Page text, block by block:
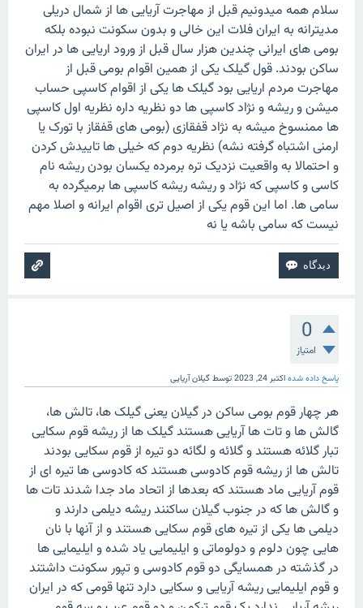
سلام همه میدونیم قبل از مهاجرت آریایی ها از شمال دریلی
مدیترانه به ایران فلات این خالی و بدون سکونت نبوده بلکه
بومی های ایرانی چندین هزار سال قبل از ورود اریایی ها در ایران
ساکن بودند. قول گیلک یکی از همین اقوام بومی قبل از
مهاجرت مردم اریایی بود گیلک ها یکی از اقوام کاسپی حساب
میشن و ریشه و نژاد کاسپی ها دو نظریه داره نظریه اول کاسپی
ها ممنسوخ میشه به نژاد قفقازی (بومی های قفقاز با تورک یا
ارمنی اشتباه گرفته نشه) نظریه دوم که خیلی ها تاییدش کردن
و احتمالا به واقعیت نزدیک تره برمرده یکسان بودن ریشه نام
کاسی و کاسپی که نژاد و ریشه ریشه کاسپی ها برمیگرده به
سامی ها. اما این قوم یکی از اصیل تری اقوام‌ ایرانه و اصلا مهم
نیست که سامی باشه یا نه
0
امتیاز
پاسخ داده شدهاکتبر 24, 2023 توسطگیلان آریایی
هر چهار قوم بومی ساکن در گیلان یعنی گیلک ها، تالش ها،
گالش ها و تات ها آریایی هستند گیلک ها از ریشه قوم سکایی
تبار گلائه هستند و گلائه و لگائه دو تیره از قوم سکایی بودند
تالش ها از ریشه قوم کادوسی هستند که کادوسی ها تیره ای از
قوم آریایی ماد هستند که بعدها از اتحاد ماد جدا شدند تات ها
و گالش ها که در جنوب گیلان ساکنند ریشه دیلمی دارند و
دیلمی ها یکی از تیره های قوم سکایی هستند و از آنها با نان
هایی چون دلوم و دولوماتی و ایلیمایی یاد شده و ایلیمایی ها
در گذشته در همسایگی دو قوم کادوسی و تپور سکونت داشتند
و قوم ایلیمایی ریشه آریایی و سکایی دارد‌ تنها قومی که در ایران